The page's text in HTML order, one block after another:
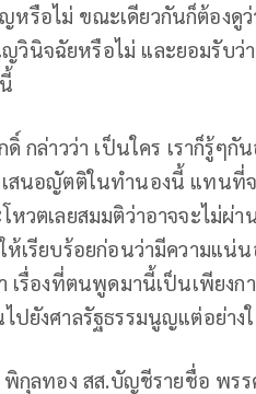
หรือไม่ ขณะเดียวกันก็ต้องดู
วินิจฉัยหรือไม่ และยอมรับว่
กล่าวว่า เป็นใคร​ เราก็รู้ๆ
สนอญัตติ​​ในทำนองนี้ แทนที่จ
วตเลยสมมติ​ว่าอาจจะไม่ผ่า
เรียบร้อยก่อนว่ามีความแน่
เรื่องที่ตนพูดมานี้เป็นเพียงก
ปยังศาลรัฐธรรมนูญแต่อย่าง
พิกุลทอง สส.บัญชีรายชื่อ พร